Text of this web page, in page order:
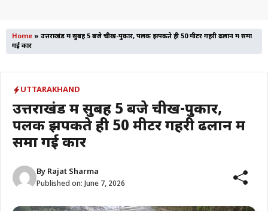
Home » उत्तराखंड में सुबह 5 बजे चीख-पुकार, पलक झपकते ही 50 मीटर गहरी ढलान में समा
गई कार
UTTARAKHAND
उत्तराखंड में सुबह 5 बजे चीख-पुकार,
पलक झपकते ही 50 मीटर गहरी ढलान में
समा गई कार
By Rajat Sharma
Published on: June 7, 2026